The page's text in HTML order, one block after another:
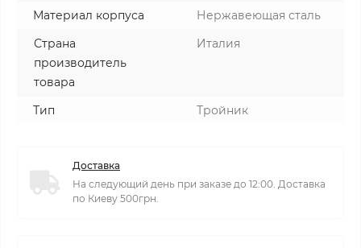
Материал корпуса
Нержавеющая сталь
Страна
производитель
товара
Италия
Тип Тройник
Доставка
На следующий день при заказе до 12:00. Доставка
по Киеву 500грн.